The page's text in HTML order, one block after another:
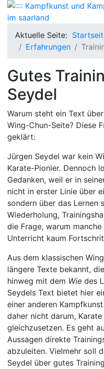
Aktuelle Seite:
Erfahrungen
Gutes
Seydel
Warum steht ein Text
Wing-Chun-Seite? Diese
geklärt:
Jürgen Seydel war kein
Karate-Pionier. Dennoch
Gedanken, weil er in
nicht in erster Linie über
sondern über das Lernen
Wiederholung,
die Frage, warum
Unterricht kaum
Aus dem klassischen
längere Texte bekannt,
hinweg mit dem Wie des
Seydels Text bietet hier
einer anderen
daher nicht darum,
gleichzusetzen. Es geht
Aussagen direkte
abzuleiten. Vielmehr soll
Seydel über gutes